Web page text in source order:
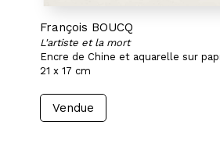
François BOUCQ
L'artiste et la mort
Encre de Chine et aquarelle sur
21 x 17 cm
Vendue